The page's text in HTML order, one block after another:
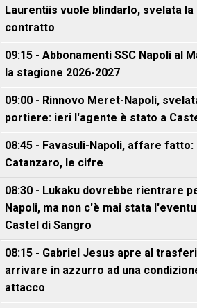
Laurentiis vuole blindarlo, svelata la
contratto
09:15 - Abbonamenti SSC Napoli al
la stagione 2026-2027
09:00 - Rinnovo Meret-Napoli,
portiere: ieri l'agente è stato a
08:45 - Favasuli-Napoli, affare
Catanzaro, le cifre
08:30 - Lukaku dovrebbe rientrare
Napoli, ma non c'è mai stata
Castel di Sangro
08:15 - Gabriel Jesus apre al
arrivare in azzurro ad una
attacco